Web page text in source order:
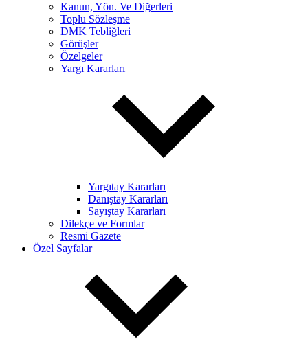
Kanun, Yön. Ve Diğerleri
Toplu Sözleşme
DMK Tebliğleri
Görüşler
Özelgeler
Yargı Kararları
Yargıtay Kararları
Danıştay Kararları
Sayıştay Kararları
Dilekçe ve Formlar
Resmi Gazete
Özel Sayfalar